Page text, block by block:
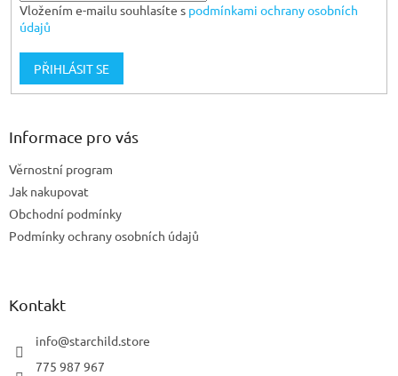
Vložením e-mailu souhlasíte s podmínkami ochrany osobních
údajů
PŘIHLÁSIT SE
Informace pro vás
Věrnostní program
Jak nakupovat
Obchodní podmínky
Podmínky ochrany osobních údajů
Kontakt
info@starchild.store
775 987 967